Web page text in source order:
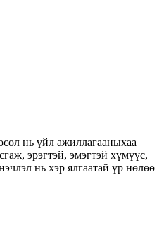
нь үйл ажиллагааныхаа
эрэгтэй, эмэгтэй хүмүүс,
нь хэр ялгаатай үр нөлөө